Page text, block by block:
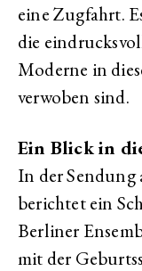
eine Zugfahrt.
die
Moderne in
verwoben sind.
Ein Blick in
In der Sendung
berichtet ein
Berliner
mit der